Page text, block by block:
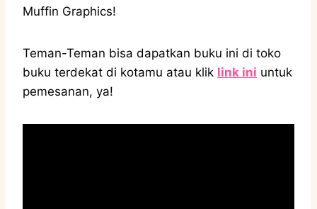
Muffin Graphics!
Teman-Teman bisa dapatkan buku ini di toko
buku terdekat di kotamu atau klik link ini untuk
pemesanan, ya!